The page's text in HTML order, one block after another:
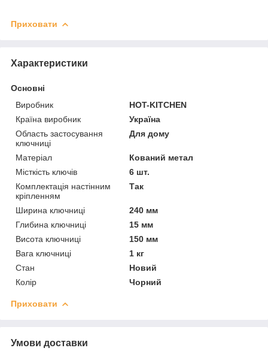
Приховати
Характеристики
Основні
Виробник
HOT-KITCHEN
Країна виробник
Україна
Область застосування
ключниці
Для дому
Матеріал
Кований метал
Місткість ключів
6 шт.
Комплектація настінним
кріпленням
Так
Ширина ключниці
240 мм
Глибина ключниці
15 мм
Висота ключниці
150 мм
Вага ключниці
1 кг
Стан
Новий
Колір
Чорний
Приховати
Умови доставки